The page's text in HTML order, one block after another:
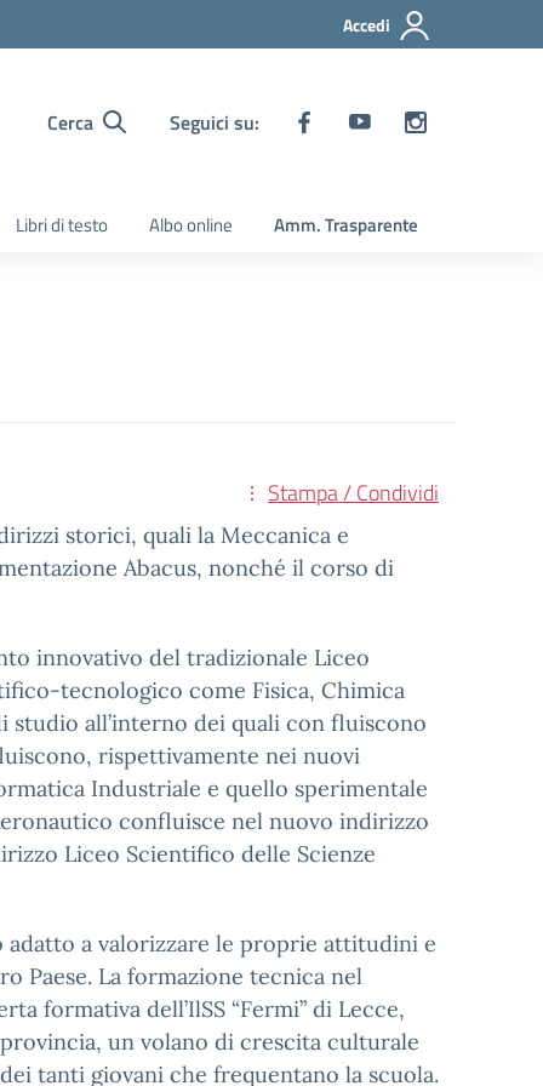
Accedi
Cerca Seguici su:
Libri di testo Albo online Amm. Trasparente
Stampa / Condividi
storici, quali la Meccanica e
Abacus, nonché il corso di
innovativo del tradizionale Liceo
tecnologico come Fisica, Chimica
all’interno dei quali con fluiscono
rispettivamente nei nuovi
Industriale e quello sperimentale
confluisce nel nuovo indirizzo
Liceo Scientifico delle Scienze
a valorizzare le proprie attitudini e
Paese. La formazione tecnica nel
formativa dell’IlSS “Fermi” di Lecce,
un volano di crescita culturale
tanti giovani che frequentano la scuola.